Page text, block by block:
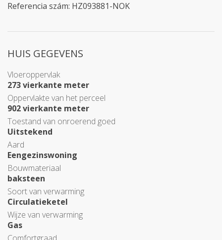
Referencia szám: HZ093881-NOK
HUIS GEGEVENS
Vloeroppervlak
273 vierkante meter
Oppervlakte van het perceel
902 vierkante meter
Toestand van onroerend goed
Uitstekend
Aard
Eengezinswoning
Bouwmateriaal
baksteen
Soort van verwarming
Circulatieketel
Wijze van verwarming
Gas